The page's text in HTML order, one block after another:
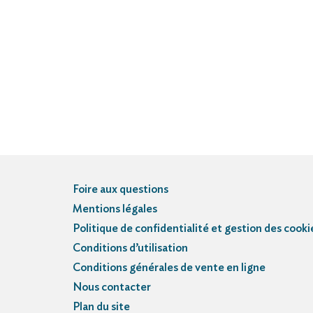
Foire aux questions
Mentions légales
Politique de confidentialité et gestion des
Conditions d’utilisation
Conditions générales de vente en ligne
Nous contacter
Plan du site